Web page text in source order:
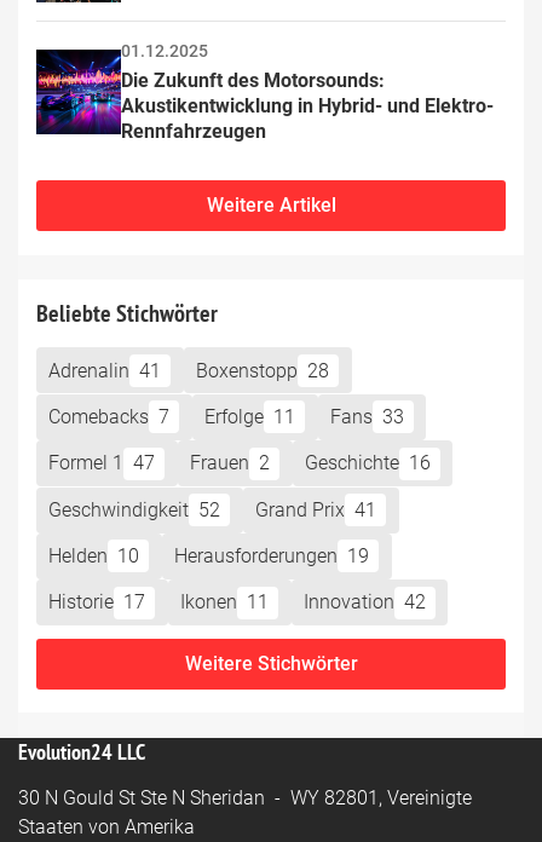
01.12.2025
Die Zukunft des Motorsounds:
Akustikentwicklung in Hybrid- und Elektro-
Rennfahrzeugen
Weitere Artikel
Beliebte Stichwörter
Adrenalin 41 Boxenstopp 28
Comebacks 7 Erfolge 11 Fans 33
Formel 1 47 Frauen 2 Geschichte 16
Geschwindigkeit 52 Grand Prix 41
Helden 10 Herausforderungen 19
Historie 17 Ikonen 11 Innovation 42
Weitere Stichwörter
Evolution24 LLC
30 N Gould St Ste N Sheridan - WY 82801, Vereinigte
Staaten von Amerika